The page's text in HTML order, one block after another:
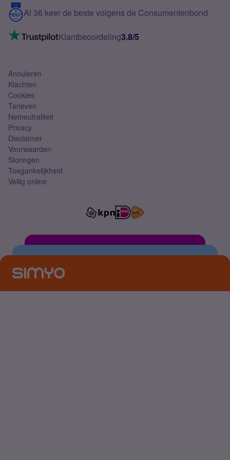
5G internet
Mobiel internet
Mobiel abonnement
Contact
VoLTE 4G bellen
Al 36 keer de beste volgens de Consumentenbond
Klantbeoordeling3.8/5
Annuleren
Klachten
Cookies
Tarieven
Netneutraliteit
Privacy
Disclaimer
Voorwaarden
Storingen
Toegankelijkheid
Veilig online